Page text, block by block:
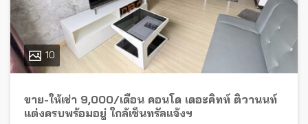
10
ขาย-ให้เช่า 9,000/เดือน คอนโด เดอะคิทท์ ติวานนท์
แต่งครบพร้อมอยู่ ใกล้เซ็นทรัลแจ้งฯ